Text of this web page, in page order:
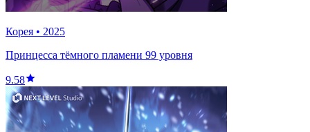
Корея • 2025
Принцесса тёмного пламени 99 уровня
9.58